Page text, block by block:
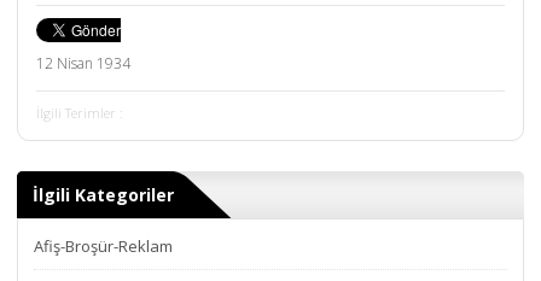
12 Nisan 1934
İlgili Terimler :
İlgili Kategoriler
Afiş-Broşür-Reklam